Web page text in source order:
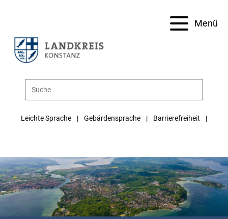
Menü
Leichte Sprache Gebärdensprache Barrierefreiheit